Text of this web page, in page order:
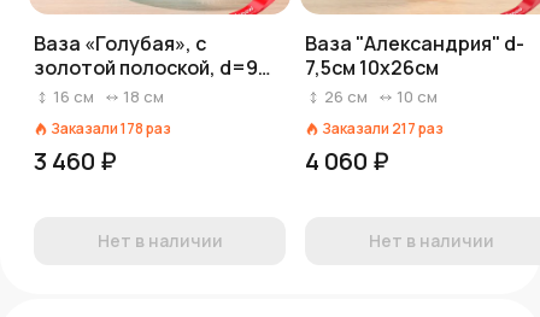
Ваза «Голубая», с
золотой полоской, d=9
см, h=15,5 см
16 см 18 см
Заказали178раз
3 460 ₽
Нет в наличии
Ваза "Александрия" d-
7,5см 10х26см
26 см 10 см
Заказали 217раз
4 060 ₽
Нет в наличии